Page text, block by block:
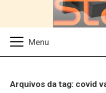
Arquivos da tag: covid